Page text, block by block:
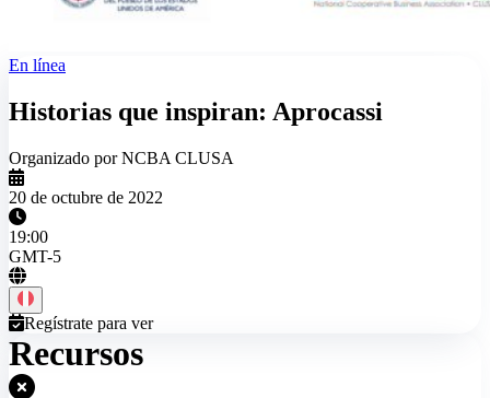
En línea
Historias que inspiran: Aprocassi
Organizado por NCBA CLUSA
20 de octubre de 2022
19:00
GMT-5
Regístrate para ver
Recursos